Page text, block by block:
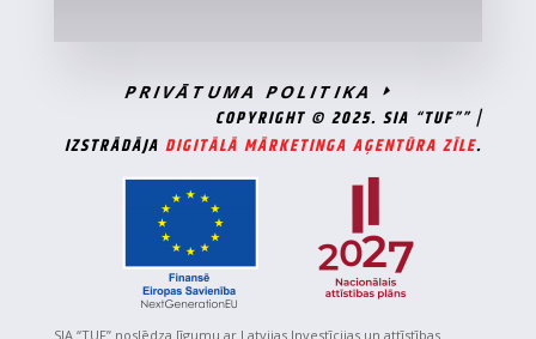
PRIVĀTUMA POLITIKA
COPYRIGHT © 2025. SIA “TUF”” |
IZSTRĀDĀJADIGITĀLĀ MĀRKETINGA AĢENTŪRA ZĪLE.
SIA “TUF” noslēdza līgumu ar Latvijas Investīcijas un attīstības